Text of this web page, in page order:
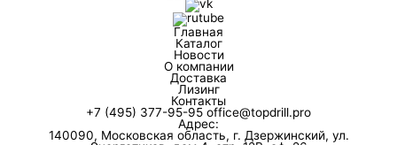
Главная
Каталог
Новости
О компании
Доставка
Лизинг
Контакты
+7 (495) 377-95-95 office@topdrill.pro
Адрес:
140090, Московская область, г. Дзержинский, ул.